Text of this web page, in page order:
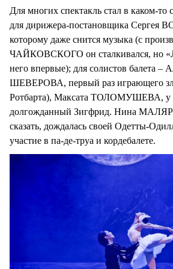
Для многих спектакль стал в каком-
для дирижера-постановщика Сергея
которому даже снится музыка (с
ЧАЙКОВСКОГО он сталкивался, но
него впервые); для солистов балета –
ШЕВЕРОВА, первый раз играющего
Ротбарта), Максата ТОЛОМУШЕВА, у
долгожданный Зигфрид. Нина
сказать, дождалась своей Одетты-
участие в па-де-труа и кордебалете.